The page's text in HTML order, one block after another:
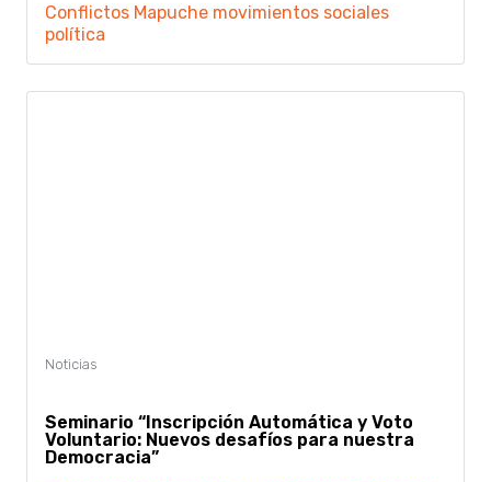
Conflictos Mapuche movimientos sociales
política
Seminario “Inscripción Automática y Voto
Voluntario: Nuevos desafíos para nuestra
Democracia”